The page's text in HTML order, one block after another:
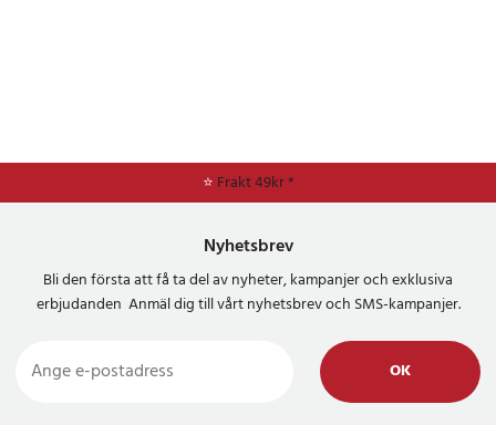
⭐ Frakt 49kr *
Nyhetsbrev
Bli den första att få ta del av nyheter, kampanjer och exklusiva
erbjudanden Anmäl dig till vårt nyhetsbrev och SMS-kampanjer.
OK